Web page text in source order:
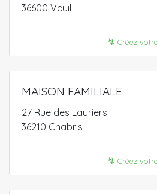
36600 Veuil
↯ Créez
MAISON FAMILIALE
27 Rue des Lauriers
36210 Chabris
↯ Créez